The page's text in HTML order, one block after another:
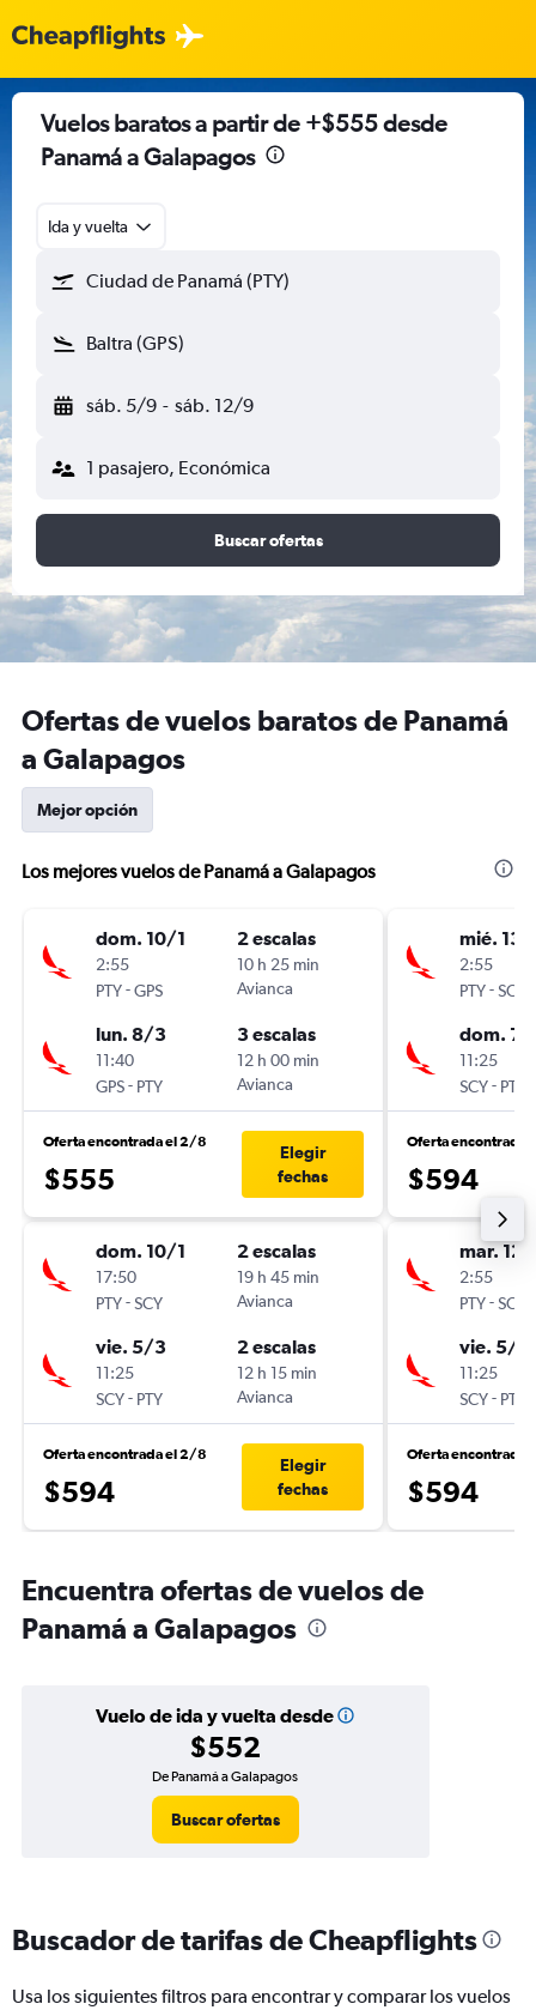
Vuelos baratos a partir de +$555 desde
Panamá a Galapagos
Ida y vuelta
Ciudad de Panamá (PTY)
Baltra (GPS)
sáb. 5/9 - sáb. 12/9
1 pasajero, Económica
Buscar ofertas
Ofertas de vuelos baratos de Panamá
a Galapagos
Mejor opción
Los mejores vuelos de Panamá a Galapagos
dom. 10/1
2:55
PTY-GPS
2 escalas
10 h 25 min
Avianca
lun. 8/3
11:40
GPS- PTY
3 escalas
12 h 00 min
Avianca
Oferta encontrada el 2/8
$555
Elegir
fechas
dom. 10/1
17:50
PTY-SCY
2 escalas
19 h 45 min
Avianca
vie. 5/3
11:25
SCY- PTY
2 escalas
12 h 15 min
Avianca
Oferta encontrada el 2/8
$594
Elegir
fechas
mié. 13/
2:55
PTY-SCY
dom. 7/
11:25
SCY- PTY
Oferta encontrada
$594
mar. 12/
2:55
PTY-SCY
vie. 5/3
11:25
SCY- PTY
Oferta encontrada
$594
Encuentra ofertas de vuelos de
Panamá a Galapagos
Vuelo de ida y vuelta desde
$552
De Panamá a Galapagos
Buscar ofertas
Buscador de tarifas de Cheapflights
Usa los siguientes filtros para encontrar y comparar los vuelos